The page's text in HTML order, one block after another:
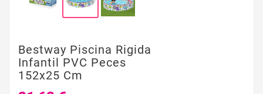
Bestway Piscina Rigida
Infantil PVC Peces
152x25 Cm